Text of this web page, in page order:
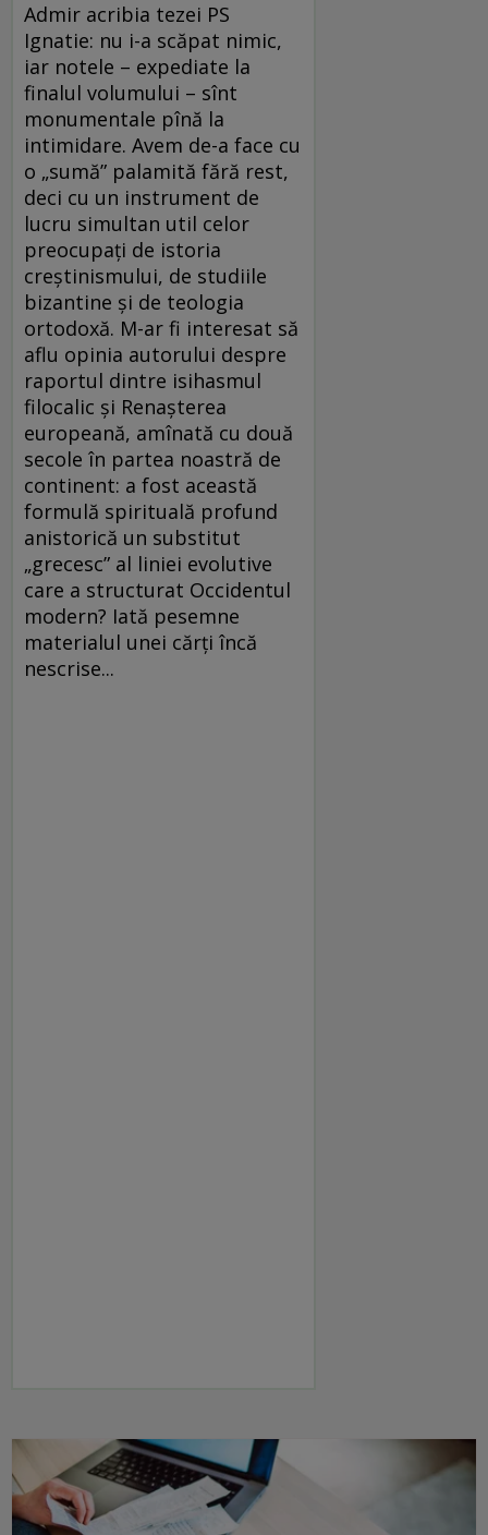
Admir acribia tezei PS
Ignatie: nu i-a scăpat nimic,
iar notele – expediate la
finalul volumului – sînt
monumentale pînă la
intimidare. Avem de-a face cu
o „sumă” palamită fără rest,
deci cu un instrument de
lucru simultan util celor
preocupați de istoria
creștinismului, de studiile
bizantine și de teologia
ortodoxă. M-ar fi interesat să
aflu opinia autorului despre
raportul dintre isihasmul
filocalic și Renașterea
europeană, amînată cu două
secole în partea noastră de
continent: a fost această
formulă spirituală profund
anistorică un substitut
„grecesc” al liniei evolutive
care a structurat Occidentul
modern? Iată pesemne
materialul unei cărți încă
nescrise...